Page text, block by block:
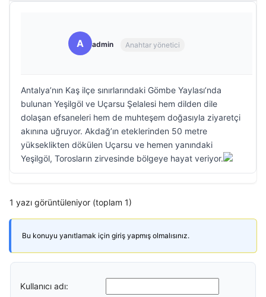
A admin Anahtar yönetici
Antalya’nın Kaş ilçe sınırlarındaki Gömbe Yaylası’nda
bulunan Yeşilgöl ve Uçarsu Şelalesi hem dilden dile
dolaşan efsaneleri hem de muhteşem doğasıyla ziyaretçi
akınına uğruyor. Akdağ’ın eteklerinden 50 metre
yükseklikten dökülen Uçarsu ve hemen yanındaki
Yeşilgöl, Torosların zirvesinde bölgeye hayat veriyor.
1 yazı görüntüleniyor (toplam 1)
Bu konuyu yanıtlamak için giriş yapmış olmalısınız.
Kullanıcı adı: